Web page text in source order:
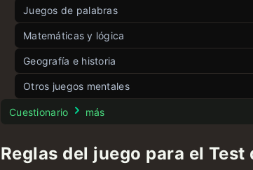
Juegos de palabras
Wordle Español
Palabras dobles
La palabra del dia
Palabras rápidas
Matemáticas y lógica
Juego de ángulos
Cinco ángulos ilimitado
8 Rompecabezas
Juego de números ilimitado
Geografía e historia
Juego de banderas
Juego de países
Juego de banderas de EE.UU. ilimitado
Otros juegos mentales
Test de Stroop
Cuestionario más
Reglas del juego para el Test